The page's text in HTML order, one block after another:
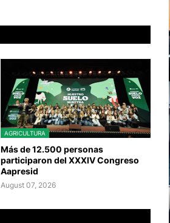
AGRICULTURA
Más de 12.500 personas
participaron del XXXIV Congreso
Aapresid
August 07, 2026